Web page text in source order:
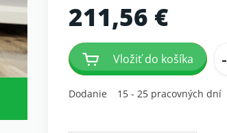
211,56 €
Vložiť do košíka -
Dodanie 15 - 25 pracovných dní